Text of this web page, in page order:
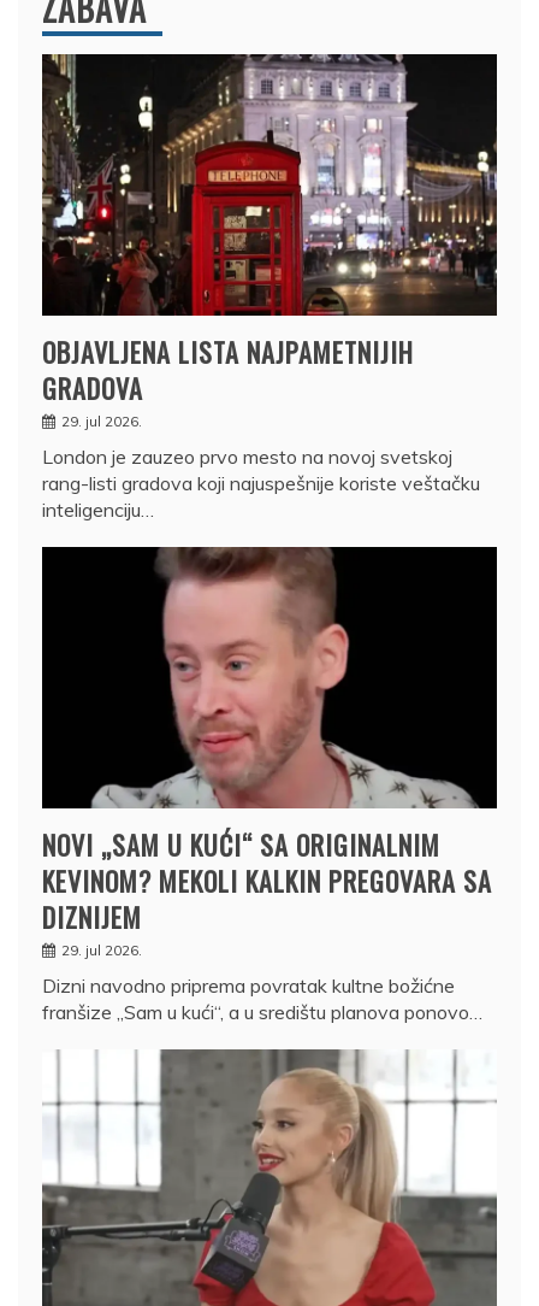
OBJAVLJENA LISTA NAJPAMETNIJIH
GRADOVA
29. jul 2026.
London je zauzeo prvo mesto na novoj svetskoj
rang-listi gradova koji najuspešnije koriste veštačku
inteligenciju…
NOVI „SAM U KUĆI“ SA ORIGINALNIM
KEVINOM? MEKOLI KALKIN PREGOVARA SA
DIZNIJEM
29. jul 2026.
Dizni navodno priprema povratak kultne božićne
franšize „Sam u kući“, a u središtu planova ponovo…